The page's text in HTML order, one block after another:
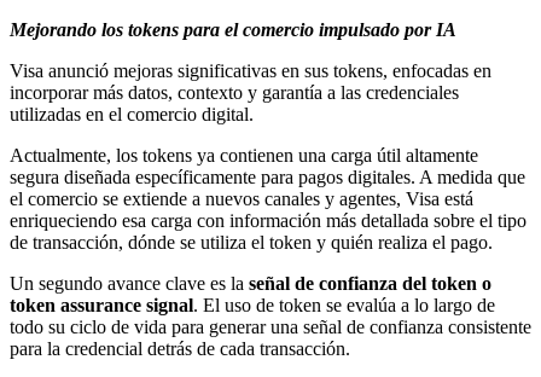
Mejorando los tokens para el comercio impulsado por IA
Visa anunció mejoras significativas en sus tokens, enfocadas en
incorporar más datos, contexto y garantía a las credenciales
utilizadas en el comercio digital.
Actualmente, los tokens ya contienen una carga útil altamente
segura diseñada específicamente para pagos digitales. A medida que
el comercio se extiende a nuevos canales y agentes, Visa está
enriqueciendo esa carga con información más detallada sobre el tipo
de transacción, dónde se utiliza el token y quién realiza el pago.
Un segundo avance clave es la señal de confianza del token o
token assurance signal. El uso de token se evalúa a lo largo de
todo su ciclo de vida para generar una señal de confianza consistente
para la credencial detrás de cada transacción.